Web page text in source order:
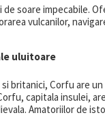
soare impecabile.
vulcanilor,
uluitoare
britanici, Corfu are
capitala insulei,
Amatoriilor de